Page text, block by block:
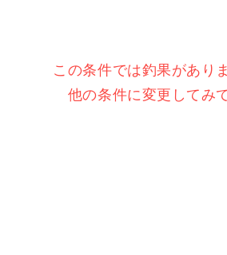
この条件では釣果があり
他の条件に変更してみ